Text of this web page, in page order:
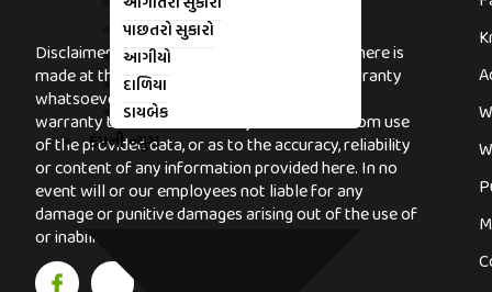
પાછતરો સુકારો
આગીયો
દાળિયા
ડાયબેક
કંપની ન્યુઝ
Disclaimer: Any use of the information given here is
made at the reader’s sole risk. there is no warranty
whatsoever for “Error Free” data, not does it
warranty the results that may be obtained from use
of the provided data, or as to the accuracy, reliability
or content of any information provided here. In no
event will or our employees not liable for any
damage or punitive damages arising out of the use of
or inability to use the data included.
I
c
X